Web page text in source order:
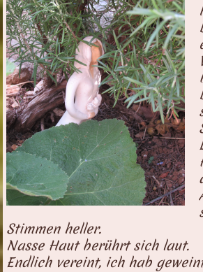
Stimmen heller.
Nasse Haut berührt sich laut.
Endlich vereint, ich hab